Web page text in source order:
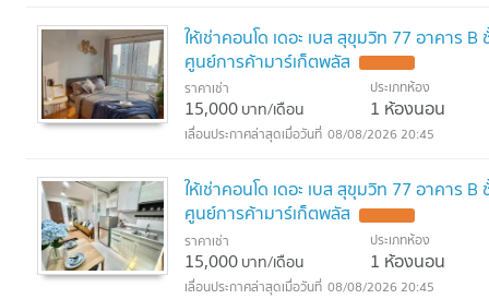
ให้เช่าคอนโด เดอะ เบส สุขุมวิท 77 อาคาร
ศูนย์การค้ามาร์เก็ตพลัส
ราคาเช่า
15,000บาท/เดือน
ประเภทห้อง
1 ห้องนอน
08/08/2026 20:45
ให้เช่าคอนโด เดอะ เบส สุขุมวิท 77 อาคาร
ศูนย์การค้ามาร์เก็ตพลัส
ราคาเช่า
15,000บาท/เดือน
ประเภทห้อง
1 ห้องนอน
08/08/2026 20:45